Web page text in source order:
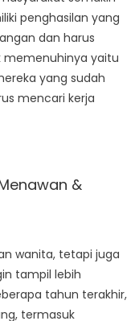
penghasilan yang
dan harus
yaitu
yang sudah
mencari kerja
&
wanita, tetapi juga
tampil lebih
tahun terakhir,
termasuk